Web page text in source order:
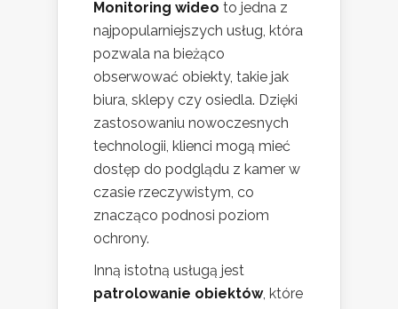
Monitoring wideo to jedna z
najpopularniejszych usług, która
pozwala na bieżąco
obserwować obiekty, takie jak
biura, sklepy czy osiedla. Dzięki
zastosowaniu nowoczesnych
technologii, klienci mogą mieć
dostęp do podglądu z kamer w
czasie rzeczywistym, co
znacząco podnosi poziom
ochrony.
Inną istotną usługą jest
patrolowanie obiektów, które